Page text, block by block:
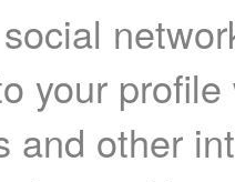
your
and other